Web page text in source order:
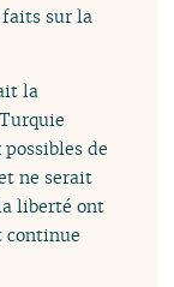
sur la
la
de
ne serait
liberté ont
continue